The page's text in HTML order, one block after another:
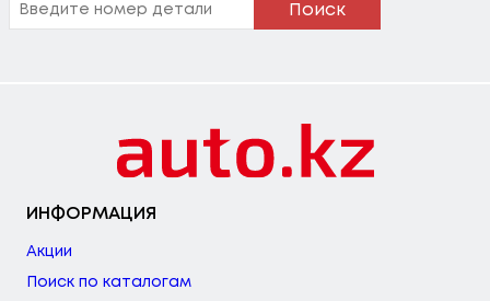
Поиск
ИНФОРМАЦИЯ
Акции
Поиск по каталогам